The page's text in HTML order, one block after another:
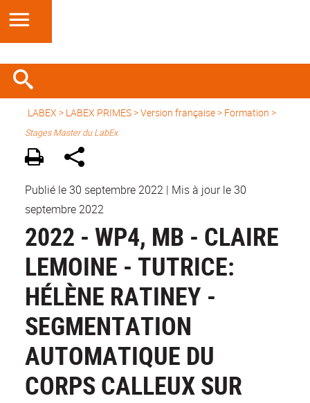
LABEX > LABEX PRIMES>Version française> Formation >
Stages Master du LabEx
Publié le 30 septembre 2022 | Mis à jour le 30
septembre 2022
2022 - WP4, MB - CLAIRE
LEMOINE - TUTRICE:
HÉLÈNE RATINEY -
SEGMENTATION
AUTOMATIQUE DU
CORPS CALLEUX SUR